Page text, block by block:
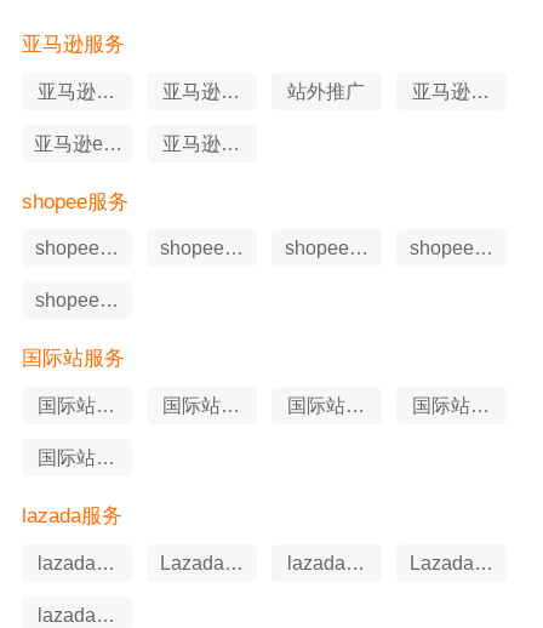
亚马逊服务
亚马逊软
亚马逊选
站外推广
亚马逊知
亚马逊erp
亚马逊申
shopee服务
shopee软
shopee站
shopee申
shopee代
shopee知
国际站服务
国际站站
外推广
国际站软
国际站代
国际站申
国际站知
lazada服务
lazada知
Lazada软
lazada代
Lazada申
lazada站